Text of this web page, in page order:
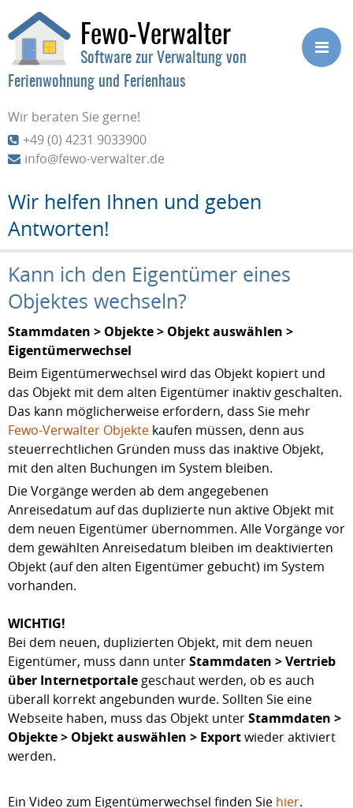
Fewo-Verwalter
Software zur Verwaltung von
Ferienwohnung und Ferienhaus
Wir beraten Sie gerne!
+49 (0) 4231 9033900
info@fewo-verwalter.de
Wir helfen Ihnen und geben
Antworten!
Kann ich den Eigentümer eines
Objektes wechseln?
Stammdaten > Objekte > Objekt auswählen >
Eigentümerwechsel
Beim Eigentümerwechsel wird das Objekt kopiert und
das Objekt mit dem alten Eigentümer inaktiv geschalten.
Das kann möglicherweise erfordern, dass Sie mehr
Fewo-Verwalter Objekte kaufen müssen, denn aus
steuerrechtlichen Gründen muss das inaktive Objekt,
mit den alten Buchungen im System bleiben.
Die Vorgänge werden ab dem angegebenen
Anreisedatum auf das duplizierte nun aktive Objekt mit
dem neuen Eigentümer übernommen. Alle Vorgänge vor
dem gewählten Anreisedatum bleiben im deaktivierten
Objekt (auf den alten Eigentümer gebucht) im System
vorhanden.
WICHTIG!
Bei dem neuen, duplizierten Objekt, mit dem neuen
Eigentümer, muss dann unterStammdaten > Vertrieb
über Internetportale geschaut werden, ob es auch
überall korrekt angebunden wurde. Sollten Sie eine
Webseite haben, muss das Objekt unterStammdaten >
Objekte > Objekt auswählen > Exportwieder aktiviert
werden.
Ein Video zum Eigentümerwechsel finden Sie hier.